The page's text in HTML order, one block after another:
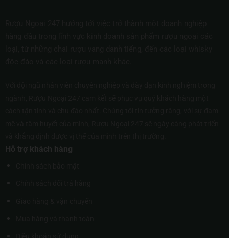
Hỗ trợ khách hàng